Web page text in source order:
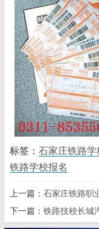
标签： 石家庄铁路学
铁路学校报名
上一篇： 石家庄铁路职
下一篇： 铁路技校长城